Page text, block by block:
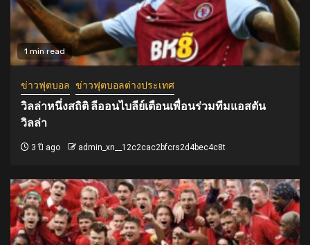
1 min read
ข่าวฟุตบอล ข่าวฟุตบอลต่างประเทศ
วิลล่าหนึ่งสถิติ ลีออนไบลีย์เตือนเพื่อนร่วมทีมแอสตัน
วิลล่า
3 ปี ago admin_xn__12c2cac2bfcrs2d4bec4c8t